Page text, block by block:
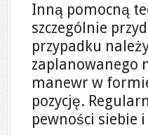
Inną pomocną
szczególnie
przypadku
zaplanowanego
manewr w
pozycję.
pewności siebie